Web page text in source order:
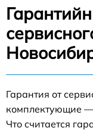
Гарантия от
комплектующие
Что считается